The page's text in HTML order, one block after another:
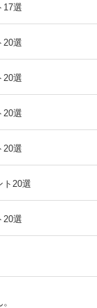
17選
20選
20選
20選
20選
ト20選
20選